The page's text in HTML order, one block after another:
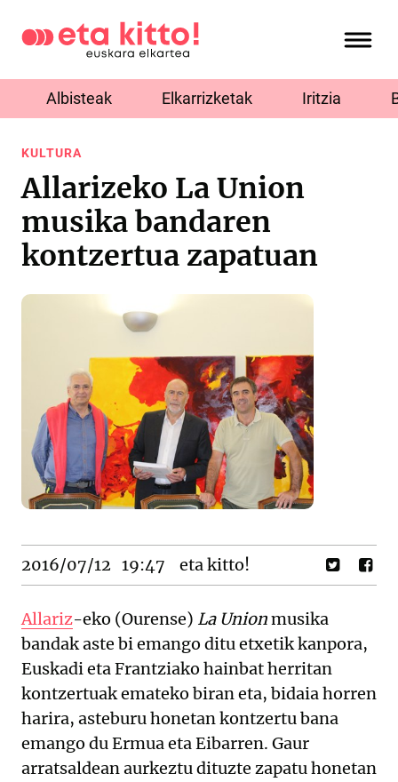
Albisteak Elkarrizketak Iritzia
KULTURA
Allarizeko La Union
musika bandaren
kontzertua zapatuan
2016/07/12 19:47 eta kitto!
Allariz-eko (Ourense) La Unionmusika
bandak aste bi emango ditu etxetik kanpora,
Euskadi eta Frantziako hainbat herritan
kontzertuak emateko biran eta, bidaia horren
harira, asteburu honetan kontzertu bana
emango du Ermua eta Eibarren. Gaur
arratsaldean aurkeztu dituzte zapatu honetan